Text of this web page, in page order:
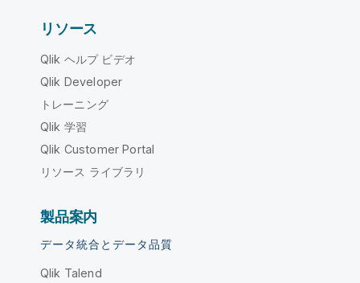
リソース
Qlik ヘルプ ビデオ
Qlik Developer
トレーニング
Qlik 学習
Qlik Customer Portal
リソース ライブラリ
製品案内
データ統合とデータ品質
Qlik Talend